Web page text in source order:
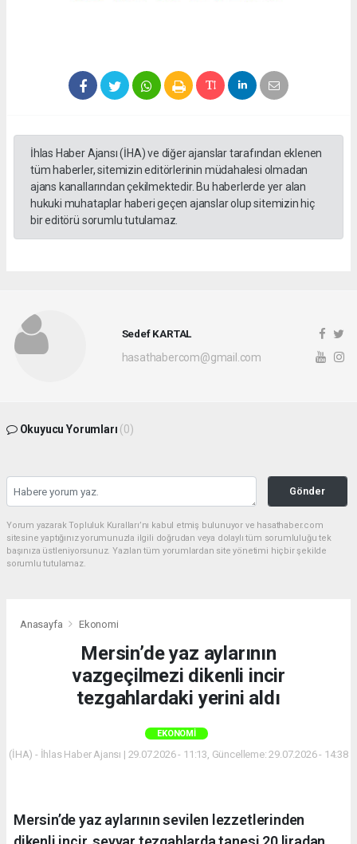
İhlas Haber Ajansı (İHA) ve diğer ajanslar tarafından eklenen
tüm haberler, sitemizin editörlerinin müdahalesi olmadan
ajans kanallarından çekilmektedir. Bu haberlerde yer alan
hukuki muhataplar haberi geçen ajanslar olup sitemizin hiç
bir editörü sorumlu tutulamaz.
Sedef KARTAL
hasathabercom@gmail.com
Okuyucu Yorumları (0)
Gönder
Yorum yazarak Topluluk Kuralları’nı kabul etmiş bulunuyor ve hasathaber.com
sitesine yaptığınız yorumunuzla ilgili doğrudan veya dolaylı tüm sorumluluğu tek
başınıza üstleniyorsunuz. Yazılan tüm yorumlardan site yönetimi hiçbir şekilde
sorumlu tutulamaz.
Anasayfa Ekonomi
Mersin’de yaz aylarının
vazgeçilmezi dikenli incir
tezgahlardaki yerini aldı
EKONOMI
(İHA) - İhlas Haber Ajansı | 29.07.2026 - 11:13, Güncelleme: 29.07.2026 - 14:38
Mersin’de yaz aylarının sevilen lezzetlerinden